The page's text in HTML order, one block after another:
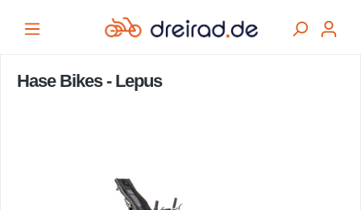
Hase Bikes - Lepus